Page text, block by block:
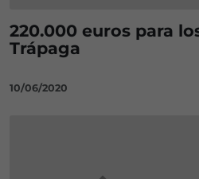
220.000 euros para
Trápaga
10/06/2020